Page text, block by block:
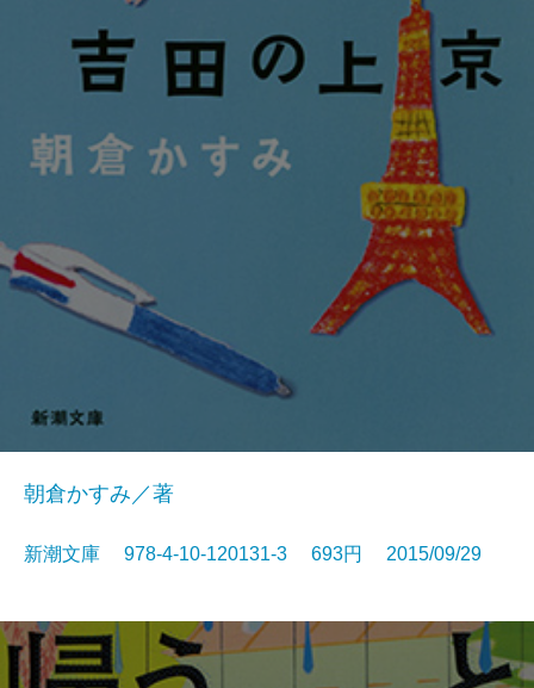
朝倉かすみ／著
新潮文庫 978-4-10-120131-3 693円 2015/09/29